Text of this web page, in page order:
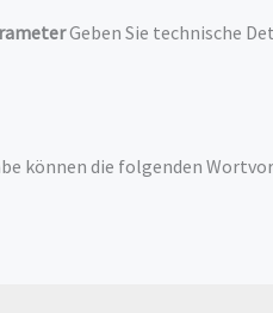
Geben Sie technische
können die folgenden